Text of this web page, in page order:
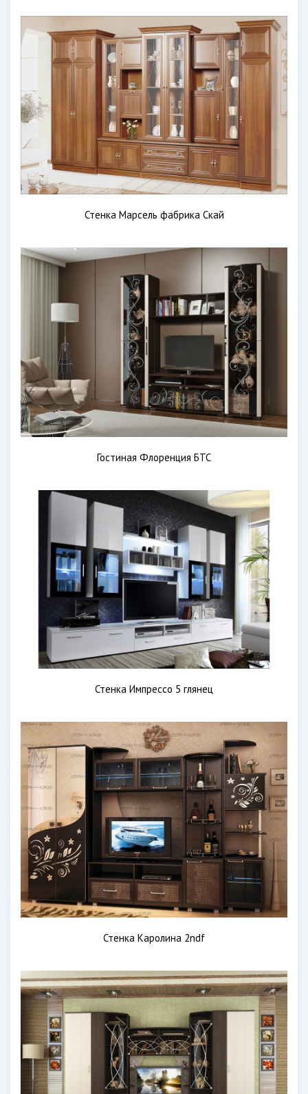
Стенка Марсель фабрика Скай
Гостиная Флоренция БТС
Стенка Импрессо 5 глянец
Стенка Каролина 2ndf